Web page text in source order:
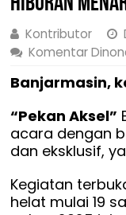
Kontributor
Komentar
Banjarmasin,
“Pekan Aksel”
acara dengan
dan eksklusif,
Kegiatan
helat mulai 19